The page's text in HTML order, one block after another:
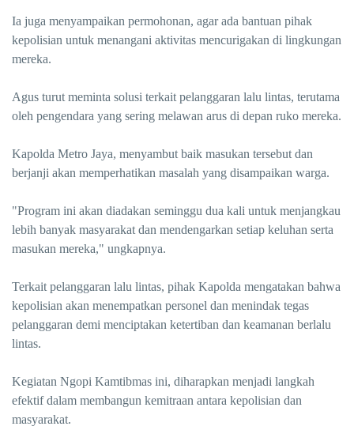
Ia juga menyampaikan permohonan, agar ada bantuan pihak
kepolisian untuk menangani aktivitas mencurigakan di lingkungan
mereka.
Agus turut meminta solusi terkait pelanggaran lalu lintas, terutama
oleh pengendara yang sering melawan arus di depan ruko mereka.
Kapolda Metro Jaya, menyambut baik masukan tersebut dan
berjanji akan memperhatikan masalah yang disampaikan warga.
"Program ini akan diadakan seminggu dua kali untuk menjangkau
lebih banyak masyarakat dan mendengarkan setiap keluhan serta
masukan mereka," ungkapnya.
Terkait pelanggaran lalu lintas, pihak Kapolda mengatakan bahwa
kepolisian akan menempatkan personel dan menindak tegas
pelanggaran demi menciptakan ketertiban dan keamanan berlalu
lintas.
Kegiatan Ngopi Kamtibmas ini, diharapkan menjadi langkah
efektif dalam membangun kemitraan antara kepolisian dan
masyarakat.